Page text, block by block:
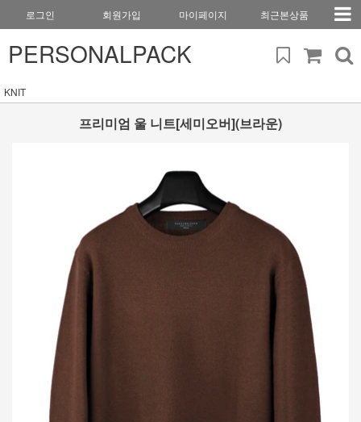
로그인 회원가입 마이페이지 최근본상품
PERSONALPACK
KNIT
프리미엄 울 니트[세미오버](브라운)